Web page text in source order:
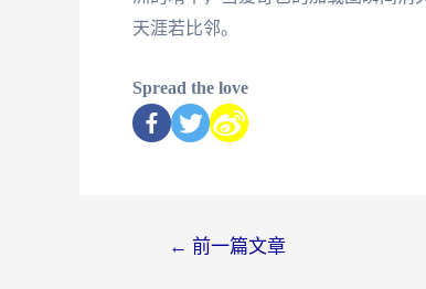
天涯若比邻。
Spread the love
← 前一篇文章